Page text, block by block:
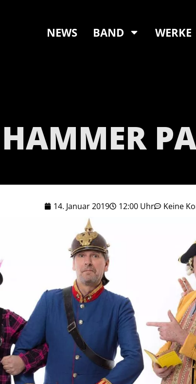
NEWS BAND WERKE
14. Januar 2019 12:00 Uhr Keine